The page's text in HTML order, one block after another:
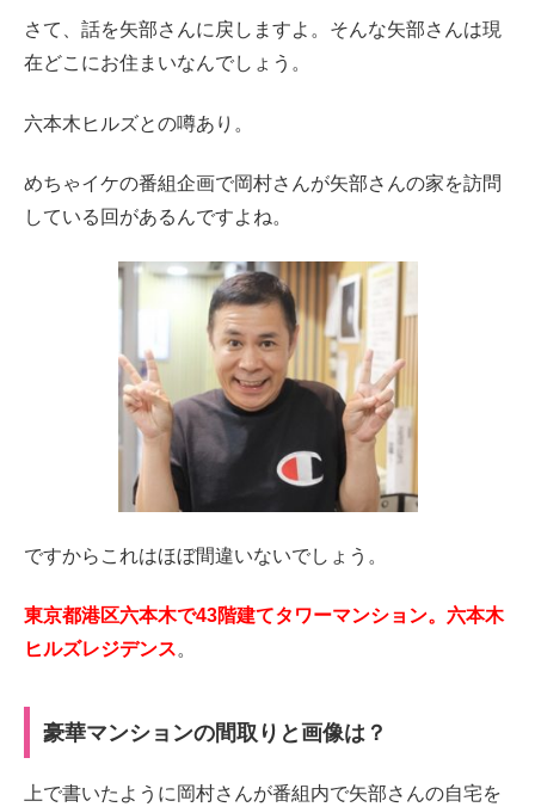
さて、話を矢部さんに戻しますよ。そんな矢部さんは現
在どこにお住まいなんでしょう。
六本木ヒルズとの噂あり。
めちゃイケの番組企画で岡村さんが矢部さんの家を訪問
している回があるんですよね。
ですからこれはほぼ間違いないでしょう。
東京都港区六本木で43階建てタワーマンション。六本木
ヒルズレジデンス。
豪華マンションの間取りと画像は？
上で書いたように岡村さんが番組内で矢部さんの自宅を